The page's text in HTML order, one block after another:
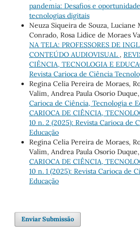
pandemia: Desafios e
tecnologias digitais
Neuza Siqueira de Souza, Luciane
Conrado, Rosa Lidice de Moraes
NA TELA: PROFESSORES DE
CONTEÚDO AUDIOVISUAL ,
CIÊNCIA, TECNOLOGIA E
Revista Carioca de Ciência
Regina Celia Pereira de Moraes,
Valim, Andrea Paula Osorio Duque,
Carioca de Ciência, Tecnologia e
CARIOCA DE CIÊNCIA,
10 n. 2 (2025): Revista Carioca de
Educação
Regina Celia Pereira de Moraes,
Valim, Andrea Paula Osorio Duque,
CARIOCA DE CIÊNCIA,
10 n. 1 (2025): Revista Carioca de
Educação
Enviar Submissão